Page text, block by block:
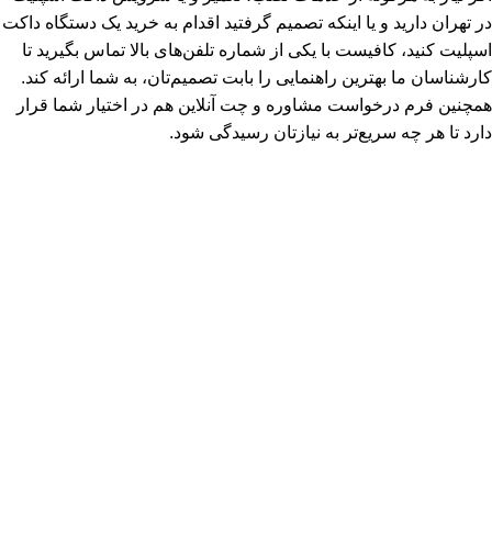
در تهران دارید و یا اینکه تصمیم گرفتید اقدام به خرید یک دستگاه داکت
اسپلیت کنید، کافیست با یکی از شماره تلفن‌های بالا تماس بگیرید تا
کارشناسان ما بهترین راهنمایی را بابت تصمیم‌تان، به شما ارائه کند.
همچنین فرم درخواست مشاوره و چت آنلاین هم در اختیار شما قرار
دارد تا هر چه سریع‌تر به نیاز‌تان رسیدگی شود.